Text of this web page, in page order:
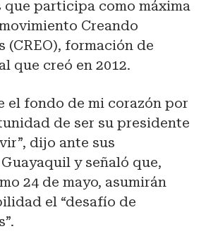
que participa como máxima
Creando
(CREO), formación de
que creó en 2012.
el fondo de mi corazón por
de ser su presidente
dijo ante sus
y señaló que,
24 de mayo, asumirán
el “desafío de